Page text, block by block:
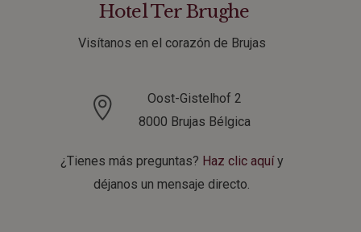
Hotel Ter Brughe
Visítanos en el corazón de Brujas
Oost-Gistelhof 2
8000 Brujas Bélgica
¿Tienes más preguntas? Haz clic aquíy
déjanos un mensaje directo.